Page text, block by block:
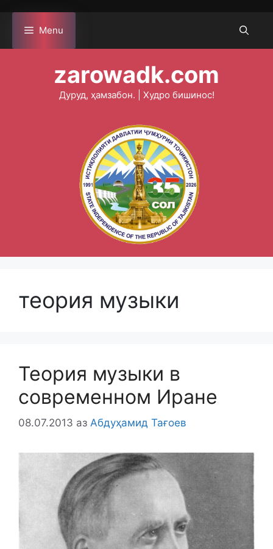
content
Menu
zarowadk.com
Дуруд, ҳамзабон. | Худро бишинос!
теория музыки
Теория музыки в
современном Иране
08.07.2013 аз Абдуҳамид Тағоев